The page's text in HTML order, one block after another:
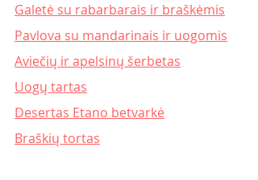
Galetė su rabarbarais ir braškėmis
Pavlova su mandarinais ir uogomis
Aviečių ir apelsinų šerbetas
Uogų tartas
Desertas Etano betvarkė
Braškių tortas